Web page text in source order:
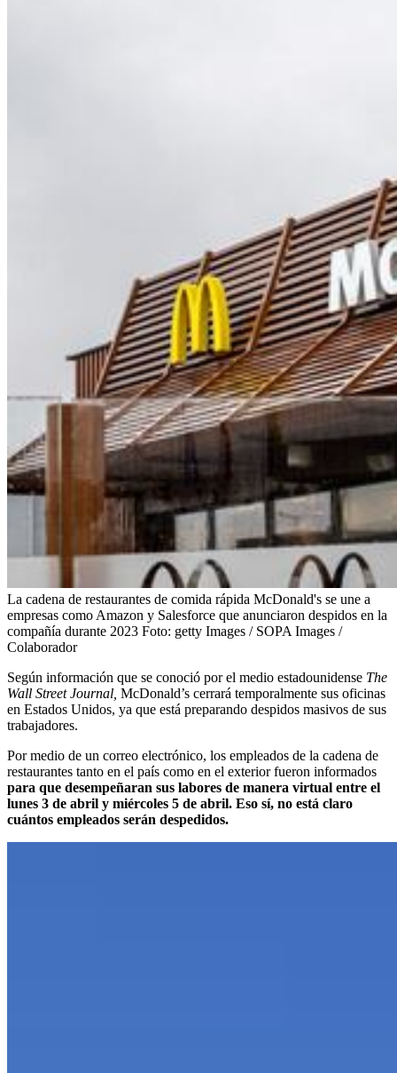
La cadena de restaurantes de comida rápida McDonald's se une a
empresas como Amazon y Salesforce que anunciaron despidos en la
compañía durante 2023 Foto: getty Images / SOPA Images /
Colaborador
Según información que se conoció por el medio estadounidense The
Wall Street Journal, McDonald’s cerrará temporalmente sus oficinas
en Estados Unidos, ya que está preparando despidos masivos de sus
trabajadores.
Por medio de un correo electrónico, los empleados de la cadena de
restaurantes tanto en el país como en el exterior fueron informados
para que desempeñaran sus labores de manera virtual entre el
lunes 3 de abril y miércoles 5 de abril. Eso sí, no está claro
cuántos empleados serán despedidos.